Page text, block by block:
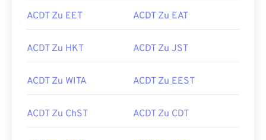
ACDT Zu EET ACDT Zu EAT
ACDT Zu HKT ACDT Zu JST
ACDT Zu WITA ACDT Zu EEST
ACDT Zu ChST ACDT Zu CDT